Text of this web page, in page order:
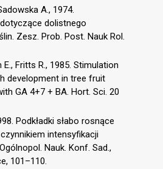
A., 1974.
dolistnego
Zesz. Prob. Post. Nauk Rol.
E., Fritts R., 1985. Stimulation
development in tree fruit
GA 4+7 + BA. Hort. Sci. 20
Podkładki słabo rosnące
intensyfikacji
Nauk. Konf. Sad.,
101–110.